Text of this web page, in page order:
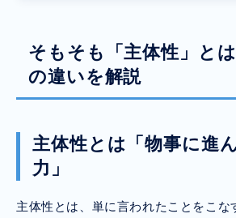
そもそも「主体性」と
の違いを解説
主体性とは「物事に進
力」
主体性とは、単に言われたことをこな